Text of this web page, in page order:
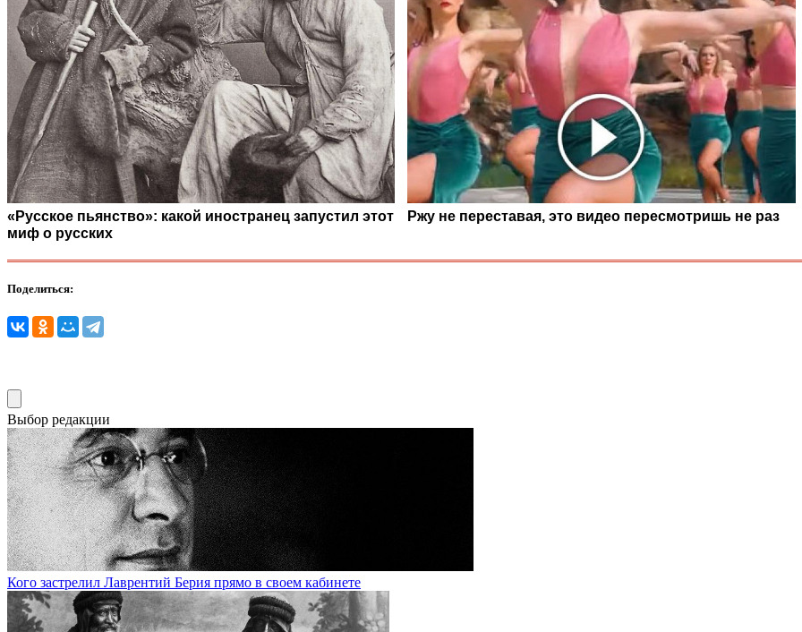
«Русское пьянство»: какой иностранец запустил этот
миф о русских
Ржу не переставая, это видео пересмотришь не раз
Поделиться:
Выбор редакции
Кого застрелил Лаврентий Берия прямо в своем кабинете